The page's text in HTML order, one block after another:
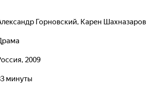
Александр Горновский, Карен Шахназаров
драма
Россия, 2009
83 минуты